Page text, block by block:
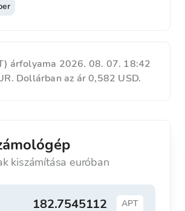
árfolyama 2026. 08. 07. 18:42
Dollárban az ár 0,582 USD.
kiszámítása euróban
APT